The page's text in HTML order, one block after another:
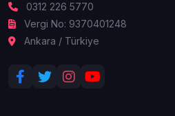
0312 226 5770
Vergi No: 9370401248
Ankara / Türkiye